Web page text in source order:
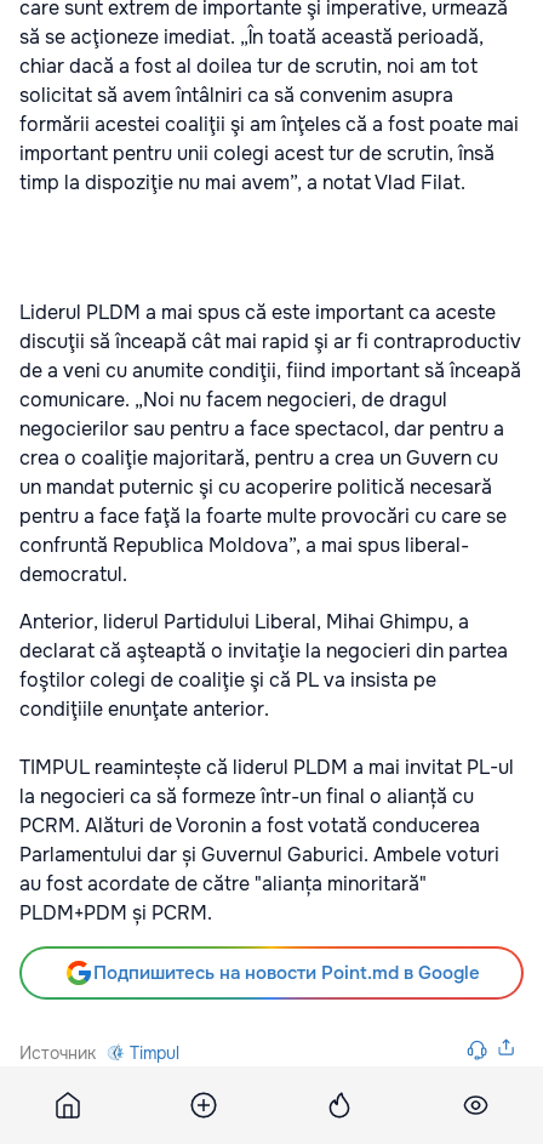
care sunt extrem de importante şi imperative, urmează
să se acţioneze imediat. „În toată această perioadă,
chiar dacă a fost al doilea tur de scrutin, noi am tot
solicitat să avem întâlniri ca să convenim asupra
formării acestei coaliţii şi am înţeles că a fost poate mai
important pentru unii colegi acest tur de scrutin, însă
timp la dispoziţie nu mai avem”, a notat Vlad Filat.
Liderul PLDM a mai spus că este important ca aceste
discuţii să înceapă cât mai rapid şi ar fi contraproductiv
de a veni cu anumite condiţii, fiind important să înceapă
comunicare. „Noi nu facem negocieri, de dragul
negocierilor sau pentru a face spectacol, dar pentru a
crea o coaliţie majoritară, pentru a crea un Guvern cu
un mandat puternic şi cu acoperire politică necesară
pentru a face faţă la foarte multe provocări cu care se
confruntă Republica Moldova”, a mai spus liberal-
democratul.
Anterior, liderul Partidului Liberal, Mihai Ghimpu, a
declarat că aşteaptă o invitaţie la negocieri din partea
foştilor colegi de coaliţie şi că PL va insista pe
condiţiile enunţate anterior.
TIMPUL reamintește că liderul PLDM a mai invitat PL-ul
la negocieri ca să formeze într-un final o alianță cu
PCRM. Alături de Voronin a fost votată conducerea
Parlamentului dar și Guvernul Gaburici. Ambele voturi
au fost acordate de către "alianța minoritară"
PLDM+PDM și PCRM.
Подпишитесь на новости Point.md в Google
Источник Timpul